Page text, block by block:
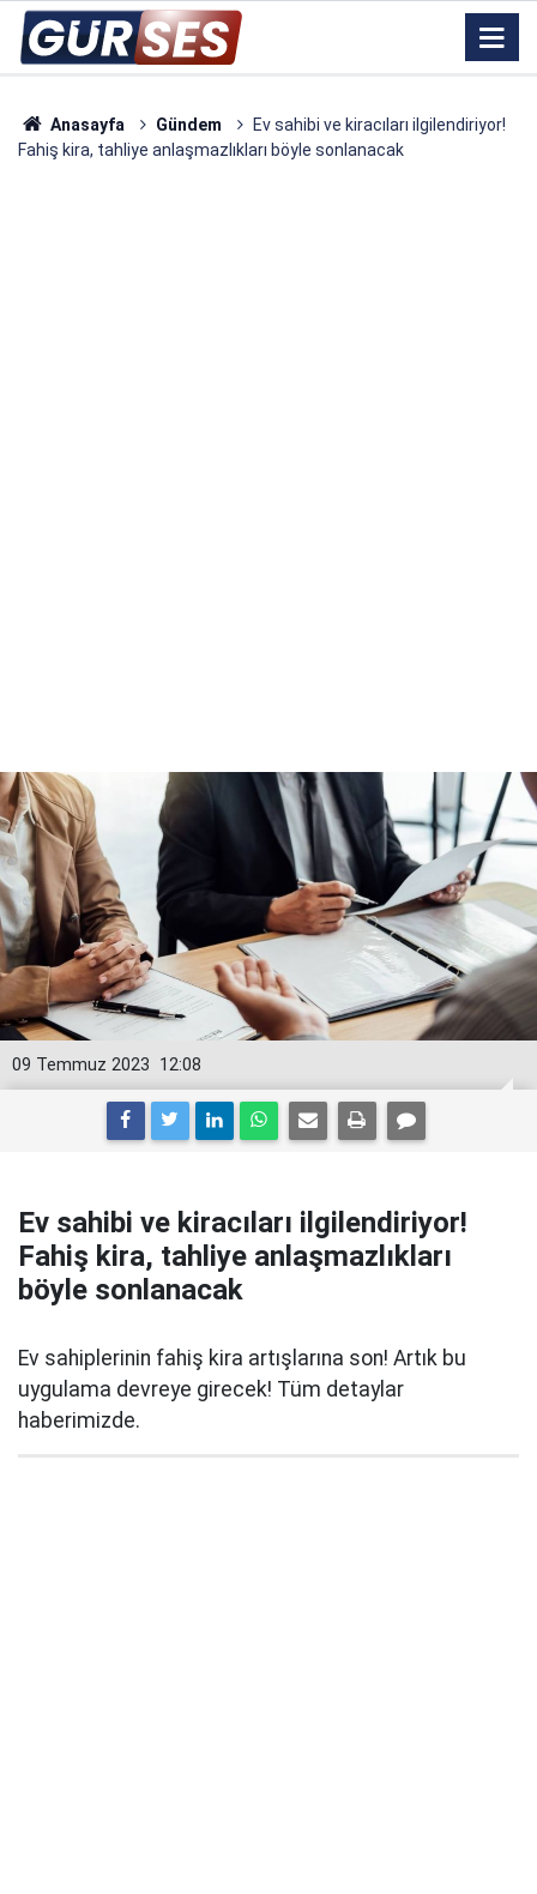
Anasayfa Gündem
Ev sahibi ve kiracıları ilgilendiriyor!
Fahiş kira, tahliye anlaşmazlıkları böyle sonlanacak
12:08
09 Temmuz 2023
Ev sahibi ve kiracıları ilgilendiriyor!
Fahiş kira, tahliye anlaşmazlıkları
böyle sonlanacak
Ev sahiplerinin fahiş kira artışlarına son! Artık bu
uygulama devreye girecek! Tüm detaylar
haberimizde.